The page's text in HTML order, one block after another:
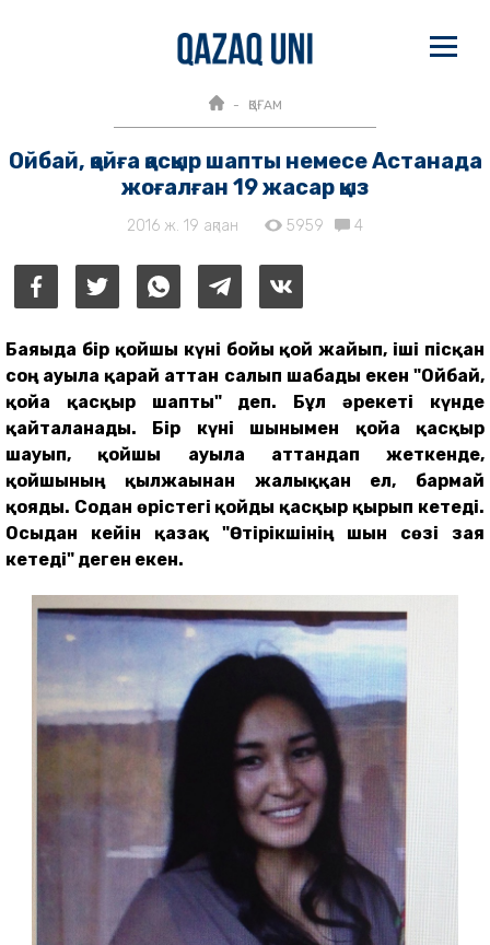
ҚОҒАМ
Ойбай, қойға қасқыр шапты немесе Астанада
жоғалған 19 жасар қыз
2016 ж. 19 ақпан 5959 4
Баяғыда бір қойшы күні бойы қой жайып, іші пісқан
соң ауылға қарай аттан салып шабады екен "Ойбай,
қойға қасқыр шапты" деп. Бұл әрекеті күнде
қайталанады. Бір күні шынымен қойға қасқыр
шауып, қойшы ауылға аттандап жеткенде,
қойшының қылжағынан жалыққан ел, бармай
қояды. Содан өрістегі қойды қасқыр қырып кетеді.
Осыдан кейін қазақ "Өтірікшінің шын сөзі зая
кетеді" деген екен.